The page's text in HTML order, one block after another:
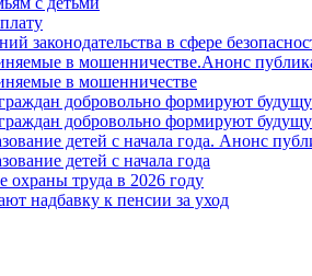
законодательства в сфере
в мошенничестве.Анонс
в мошенничестве
добровольно формируют
добровольно формируют
детей с начала года. Анонс
детей с начала года
охраны труда в 2026 году
надбавку к пенсии за уход